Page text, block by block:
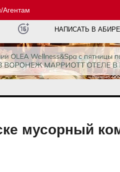
Агентам
НАПИСАТЬ В
мусорный